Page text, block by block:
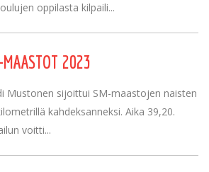
oppilasta kilpaili...
2023
Mustonen sijoittui SM-maastojen naisten
kahdeksanneksi. Aika 39,20.
voitti...